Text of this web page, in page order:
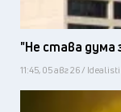
"Не става дума
11:45, 05 авг 26 / Idealisti